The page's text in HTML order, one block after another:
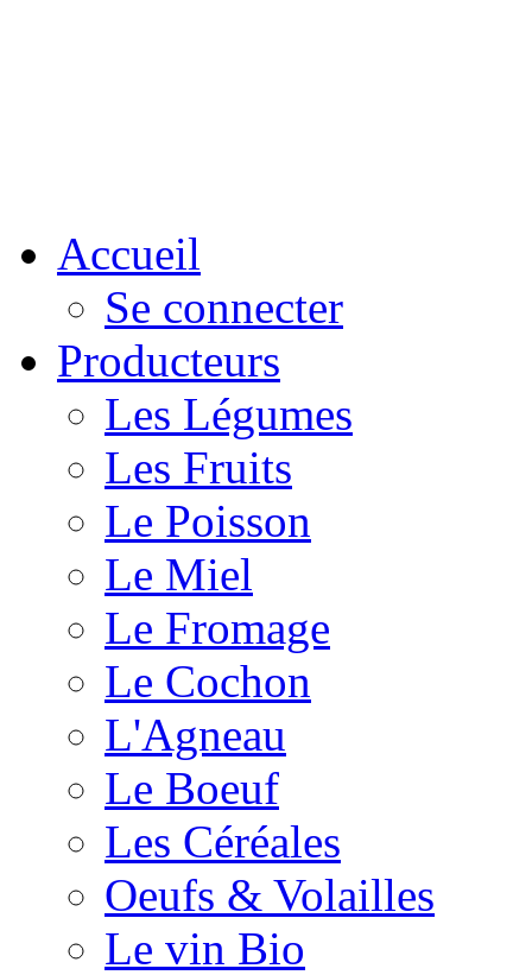
Accueil
Se connecter
Producteurs
Les Légumes
Les Fruits
Le Poisson
Le Miel
Le Fromage
Le Cochon
L'Agneau
Le Boeuf
Les Céréales
Oeufs & Volailles
Le vin Bio